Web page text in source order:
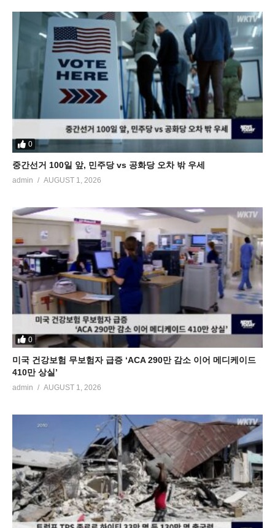
0
중간선거 100일 앞, 민주당 vs 공화당 오차 밖 우세
admin AUGUST 1, 2026
0
미국 건강보험 무보험자 급증 ‘ACA 290만 감소 이어 메디케이드
410만 상실’
admin AUGUST 1, 2026